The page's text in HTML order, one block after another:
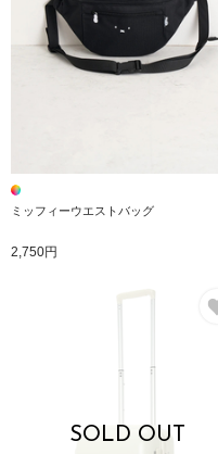
ミッフィーウエストバッグ
2,750円
SOLD OUT